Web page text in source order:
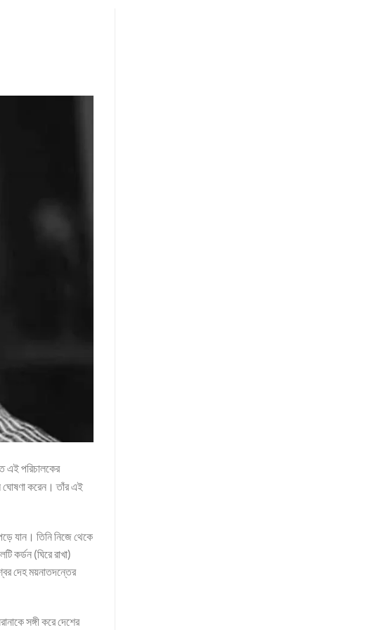
এই পরিচালকের
ঘোষণা করেন। তাঁর এই
যান। তিনি নিজে থেকে
কর্ডন (ঘিরে রাখা)
দেহ ময়নাতদন্তের
সঙ্গী করে দেশের